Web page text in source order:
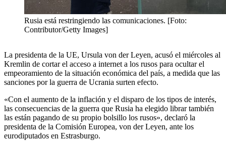
Rusia está restringiendo las comunicaciones. [Foto:
Contributor/Getty Images]
La presidenta de la UE, Ursula von der Leyen, acusó el miércoles al
Kremlin de cortar el acceso a internet a los rusos para ocultar el
empeoramiento de la situación económica del país, a medida que las
sanciones por la guerra de Ucrania surten efecto.
«Con el aumento de la inflación y el disparo de los tipos de interés,
las consecuencias de la guerra que Rusia ha elegido librar también
las están pagando de su propio bolsillo los rusos», declaró la
presidenta de la Comisión Europea, von der Leyen, ante los
eurodiputados en Estrasburgo.